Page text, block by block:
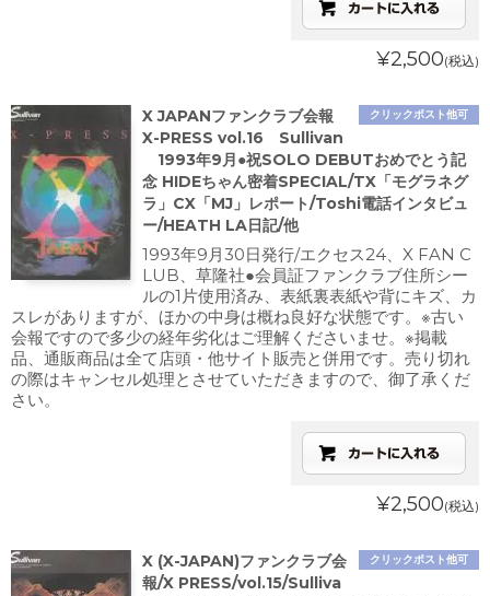
¥2,500(税込)
クリックポスト他可
X JAPANファンクラブ会報
X-PRESS vol.16 Sullivan
1993年9月●祝SOLO DEBUTおめでとう記
念 HIDEちゃん密着SPECIAL/TX「モグラネグ
ラ」CX「MJ」レポート/Toshi電話インタビュ
ー/HEATH LA日記/他
1993年9月30日発行/エクセス24、X FAN C
LUB、草隆社●会員証ファンクラブ住所シー
ルの1片使用済み、表紙裏表紙や背にキズ、カ
スレがありますが、ほかの中身は概ね良好な状態です。※古い
会報ですので多少の経年劣化はご理解くださいませ。※掲載
品、通販商品は全て店頭・他サイト販売と併用です。売り切れ
の際はキャンセル処理とさせていただきますので、御了承くだ
さい。
¥2,500(税込)
クリックポスト他可
X (X-JAPAN)ファンクラブ会
報/X PRESS/vol.15/Sulliva